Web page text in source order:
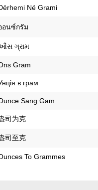
Në Grami
อนซ์กรัม
ગ્રામ
Gram
в грам
Sang Gam
司为克
司至克
To Grammes